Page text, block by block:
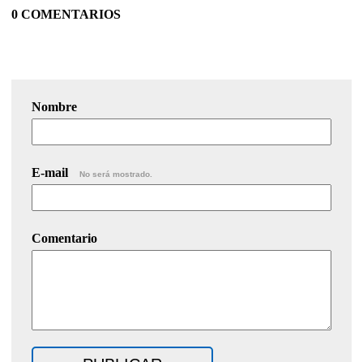
0 COMENTARIOS
Nombre
E-mail No será mostrado.
Comentario